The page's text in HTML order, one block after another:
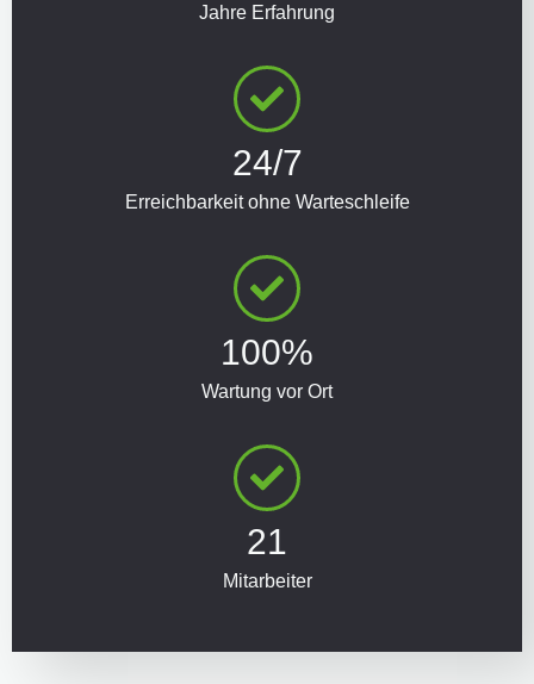
Jahre Erfahrung
24/7
Erreichbarkeit ohne Warteschleife
100%
Wartung vor Ort
21
Mitarbeiter